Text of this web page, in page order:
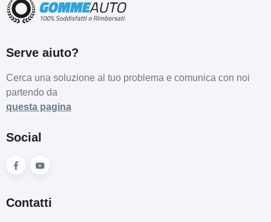
Serve aiuto?
Cerca una soluzione al tuo problema e comunica con noi
partendo da
questa pagina
Social
Contatti